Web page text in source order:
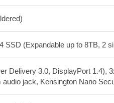
SSD (Expandable up to 8TB, 2
Delivery 3.0, DisplayPort 1.4),
jack, Kensington Nano